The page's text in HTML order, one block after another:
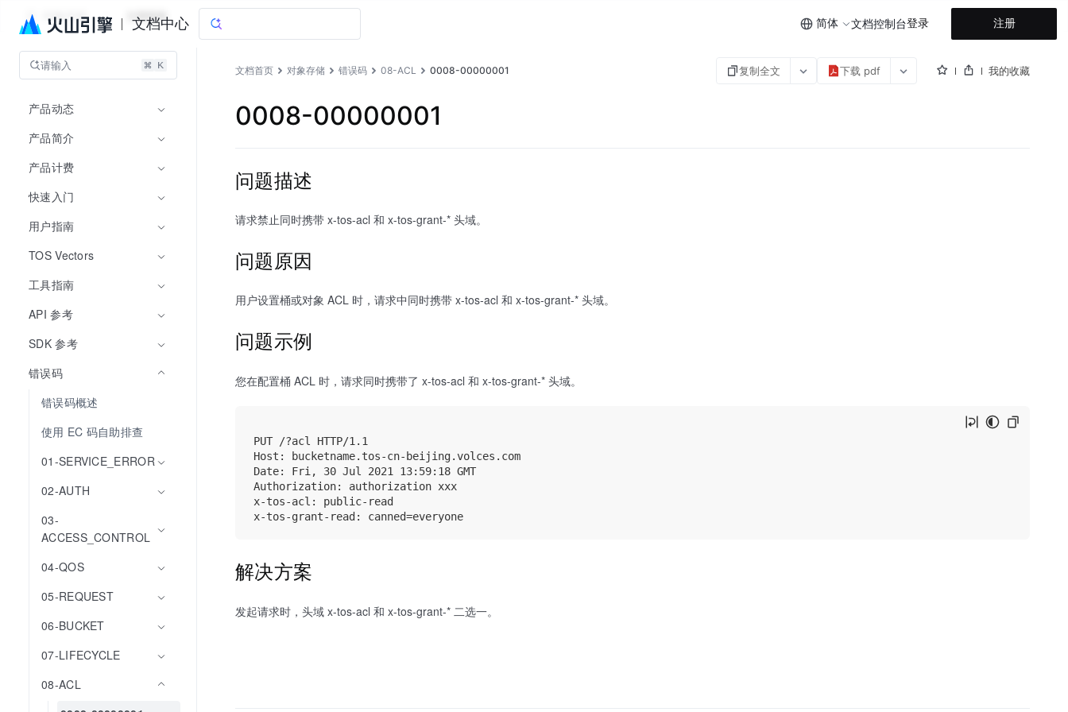
文档中心 简体 文档控制台登录 注册
对象存储 文档指南
请输入
产品动态
产品简介
产品计费
快速入门
用户指南
TOS Vectors
工具指南
API 参考
SDK 参考
错误码
错误码概述
使用 EC 码自助排查
01-SERVICE_ERROR
02-AUTH
03-
ACCESS_CONTROL
04-QOS
05-REQUEST
06-BUCKET
07-LIFECYCLE
08-ACL
文档首页 对象存储 错误码 08-ACL 0008-00000001 复制全文 下载 pdf 我的收藏
0008-00000001
问题描述
请求禁止同时携带 x-tos-acl 和 x-tos-grant-* 头域。
问题原因
用户设置桶或对象 ACL 时，请求中同时携带 x-tos-acl 和 x-tos-grant-* 头域。
问题示例
您在配置桶 ACL 时，请求同时携带了 x-tos-acl 和 x-tos-grant-* 头域。
PUT /?acl HTTP/1.1
Host: bucketname.tos-cn-beijing.volces.com
Date: Fri, 30 Jul 2021 13:59:18 GMT
Authorization: authorization xxx
x-tos-acl: public-read
解决方案
发起请求时，头域 x-tos-acl 和 x-tos-grant-* 二选一。